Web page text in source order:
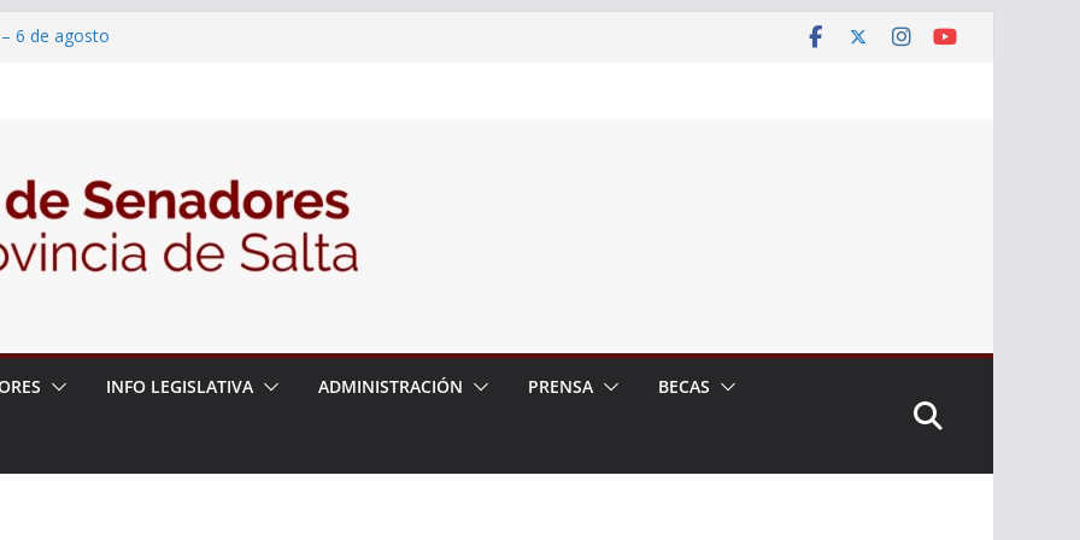
6 de agosto
– 06/08/26 – Créase el Ente Salteño
Vegetal
INFO LEGISLATIVA ADMINISTRACIÓN PRENSA BECAS